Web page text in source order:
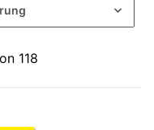
118